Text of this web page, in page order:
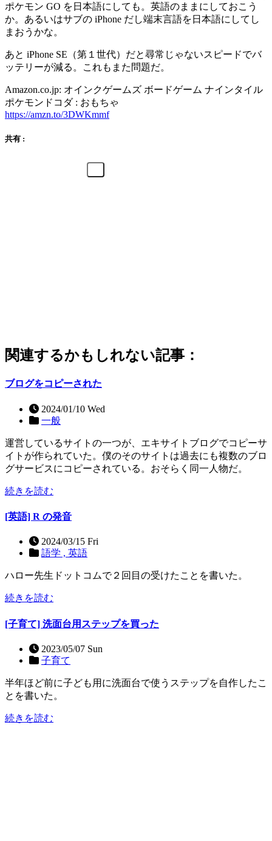
ポケモン GO を日本語にしても。英語のままにしておこう
か。あるいはサブの iPhone だし端末言語を日本語にしてし
まおうかな。
あと iPhone SE（第１世代）だと尋常じゃないスピードでバ
ッテリーが減る。これもまた問題だ。
Amazon.co.jp: オインクゲームズ ボードゲーム ナインタイル
ポケモンドコダ : おもちゃ
https://amzn.to/3DWKmmf
共有 :
関連するかもしれない記事：
ブログをコピーされた
2024/01/10 Wed
一般
運営しているサイトの一つが、エキサイトブログでコピーサ
イトが作られていた。僕のそのサイトは過去にも複数のブロ
グサービスにコピーされている。おそらく同一人物だ。
続きを読む
[英語] R の発音
2024/03/15 Fri
語学 , 英語
ハロー先生ドットコムで２回目の受けたことを書いた。
続きを読む
[子育て] 洗面台用ステップを買った
2023/05/07 Sun
子育て
半年ほど前に子ども用に洗面台で使うステップを自作したこ
とを書いた。
続きを読む